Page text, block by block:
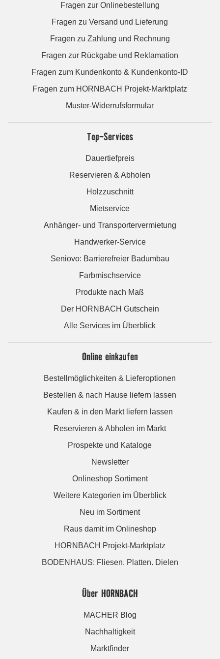
Fragen zur Onlinebestellung
Fragen zu Versand und Lieferung
Fragen zu Zahlung und Rechnung
Fragen zur Rückgabe und Reklamation
Fragen zum Kundenkonto & Kundenkonto-ID
Fragen zum HORNBACH Projekt-Marktplatz
Muster-Widerrufsformular
Top-Services
Dauertiefpreis
Reservieren & Abholen
Holzzuschnitt
Mietservice
Anhänger- und Transportervermietung
Handwerker-Service
Seniovo: Barrierefreier Badumbau
Farbmischservice
Produkte nach Maß
Der HORNBACH Gutschein
Alle Services im Überblick
Online einkaufen
Bestellmöglichkeiten & Lieferoptionen
Bestellen & nach Hause liefern lassen
Kaufen & in den Markt liefern lassen
Reservieren & Abholen im Markt
Prospekte und Kataloge
Newsletter
Onlineshop Sortiment
Weitere Kategorien im Überblick
Neu im Sortiment
Raus damit im Onlineshop
HORNBACH Projekt-Marktplatz
BODENHAUS: Fliesen. Platten. Dielen
Über HORNBACH
MACHER Blog
Nachhaltigkeit
Marktfinder